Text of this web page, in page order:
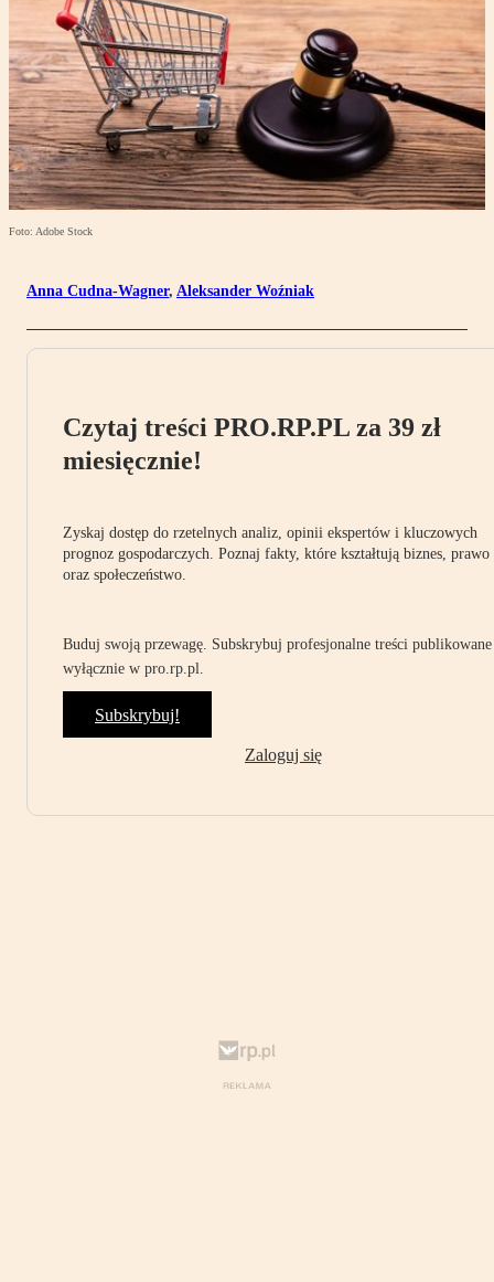
Foto: Adobe Stock
Anna Cudna-Wagner, Aleksander Woźniak
Czytaj treści PRO.RP.PL za 39 zł
miesięcznie!
Zyskaj dostęp do rzetelnych analiz, opinii ekspertów i kluczowych
prognoz gospodarczych. Poznaj fakty, które kształtują biznes, prawo
oraz społeczeństwo.
Buduj swoją przewagę. Subskrybuj profesjonalne treści publikowane
wyłącznie w pro.rp.pl.
Subskrybuj!
Zaloguj się